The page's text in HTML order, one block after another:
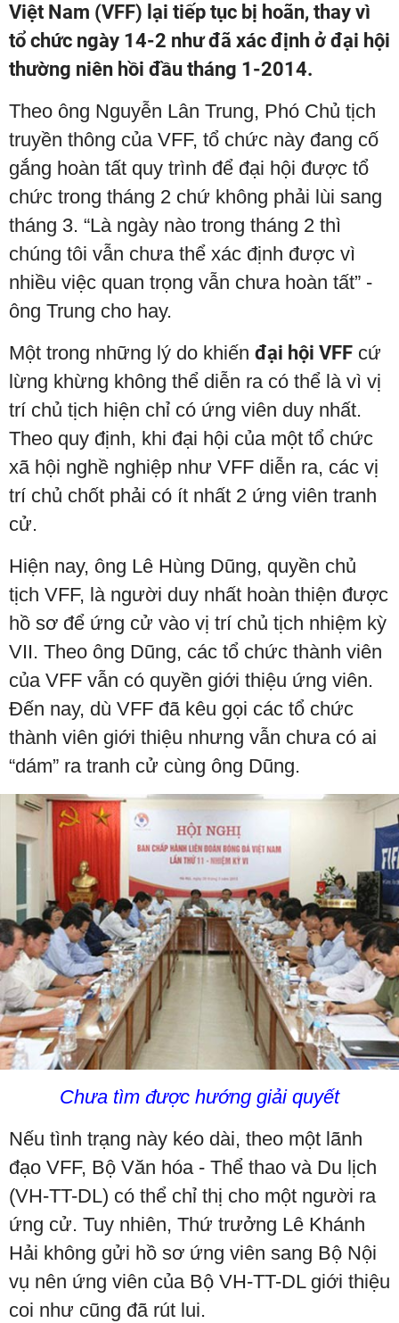
Việt Nam (VFF) lại tiếp tục bị hoãn, thay vì
tổ chức ngày 14-2 như đã xác định ở đại hội
thường niên hồi đầu tháng 1-2014.
Theo ông Nguyễn Lân Trung, Phó Chủ tịch
truyền thông của VFF, tổ chức này đang cố
gắng hoàn tất quy trình để đại hội được tổ
chức trong tháng 2 chứ không phải lùi sang
tháng 3. “Là ngày nào trong tháng 2 thì
chúng tôi vẫn chưa thể xác định được vì
nhiều việc quan trọng vẫn chưa hoàn tất” -
ông Trung cho hay.
Một trong những lý do khiến đại hội VFF cứ
lừng khừng không thể diễn ra có thể là vì vị
trí chủ tịch hiện chỉ có ứng viên duy nhất.
Theo quy định, khi đại hội của một tổ chức
xã hội nghề nghiệp như VFF diễn ra, các vị
trí chủ chốt phải có ít nhất 2 ứng viên tranh
cử.
Hiện nay, ông Lê Hùng Dũng, quyền chủ
tịch VFF, là người duy nhất hoàn thiện được
hồ sơ để ứng cử vào vị trí chủ tịch nhiệm kỳ
VII. Theo ông Dũng, các tổ chức thành viên
của VFF vẫn có quyền giới thiệu ứng viên.
Đến nay, dù VFF đã kêu gọi các tổ chức
thành viên giới thiệu nhưng vẫn chưa có ai
“dám” ra tranh cử cùng ông Dũng.
Chưa tìm được hướng giải quyết
Nếu tình trạng này kéo dài, theo một lãnh
đạo VFF, Bộ Văn hóa - Thể thao và Du lịch
(VH-TT-DL) có thể chỉ thị cho một người ra
ứng cử. Tuy nhiên, Thứ trưởng Lê Khánh
Hải không gửi hồ sơ ứng viên sang Bộ Nội
vụ nên ứng viên của Bộ VH-TT-DL giới thiệu
coi như cũng đã rút lui.